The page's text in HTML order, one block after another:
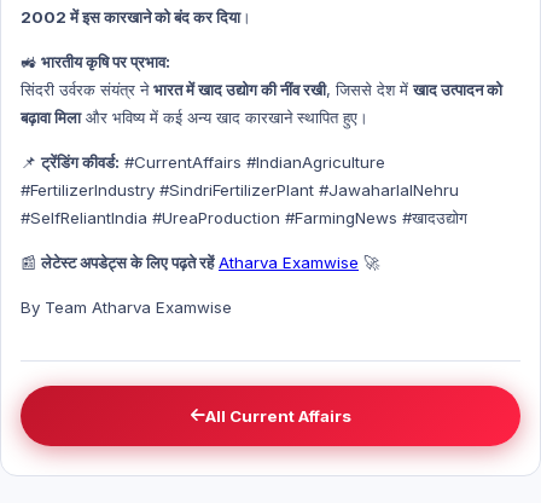
Global Index Hindi
Government Scheme Hindi
NASA
NASA HINDI
Personality
Personality Hindi
History & Culture
History & Culture Hindi
Art & Culture Hindi
NATIONAL HINDI
2002 में इस कारखाने को बंद कर दिया।
🚜 भारतीय कृषि पर प्रभाव:
सिंदरी उर्वरक संयंत्र नेभारत में खाद उद्योग की नींव रखी, जिससे देश मेंखाद उत्पादन को
बढ़ावा मिलाऔर भविष्य में कई अन्य खाद कारखाने स्थापित हुए।
📌ट्रेंडिंग कीवर्ड: #CurrentAffairs #IndianAgriculture
#FertilizerIndustry #SindriFertilizerPlant #JawaharlalNehru
#SelfReliantIndia #UreaProduction #FarmingNews #खादउद्योग
📰लेटेस्ट अपडेट्स के लिए पढ़ते रहें Atharva Examwise 🚀
By Team Atharva Examwise
All Current Affairs